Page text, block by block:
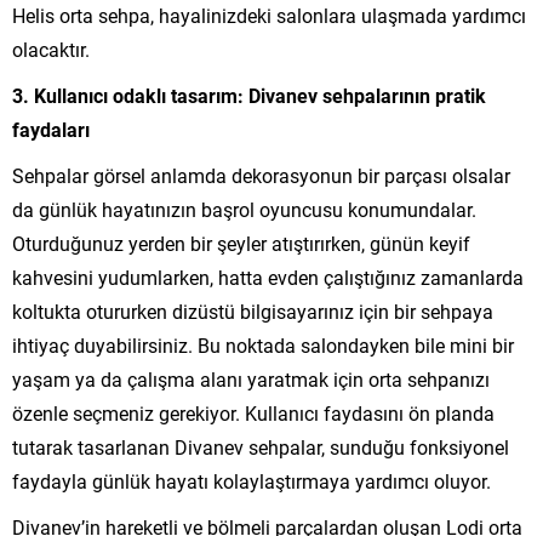
Helis orta sehpa, hayalinizdeki salonlara ulaşmada yardımcı
olacaktır.
3. Kullanıcı odaklı tasarım: Divanev sehpalarının pratik
faydaları
Sehpalar görsel anlamda dekorasyonun bir parçası olsalar
da günlük hayatınızın başrol oyuncusu konumundalar.
Oturduğunuz yerden bir şeyler atıştırırken, günün keyif
kahvesini yudumlarken, hatta evden çalıştığınız zamanlarda
koltukta otururken dizüstü bilgisayarınız için bir sehpaya
ihtiyaç duyabilirsiniz. Bu noktada salondayken bile mini bir
yaşam ya da çalışma alanı yaratmak için orta sehpanızı
özenle seçmeniz gerekiyor. Kullanıcı faydasını ön planda
tutarak tasarlanan Divanev sehpalar, sunduğu fonksiyonel
faydayla günlük hayatı kolaylaştırmaya yardımcı oluyor.
Divanev’in hareketli ve bölmeli parçalardan oluşan Lodi orta